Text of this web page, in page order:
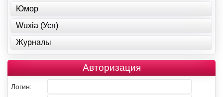
Юмор
Wuxia (Уся)
Журналы
Авторизация
Логин: